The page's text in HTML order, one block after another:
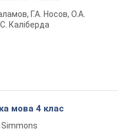
Г.А. Носов, О.А.
Каліберда
мова 4 клас
Simmons